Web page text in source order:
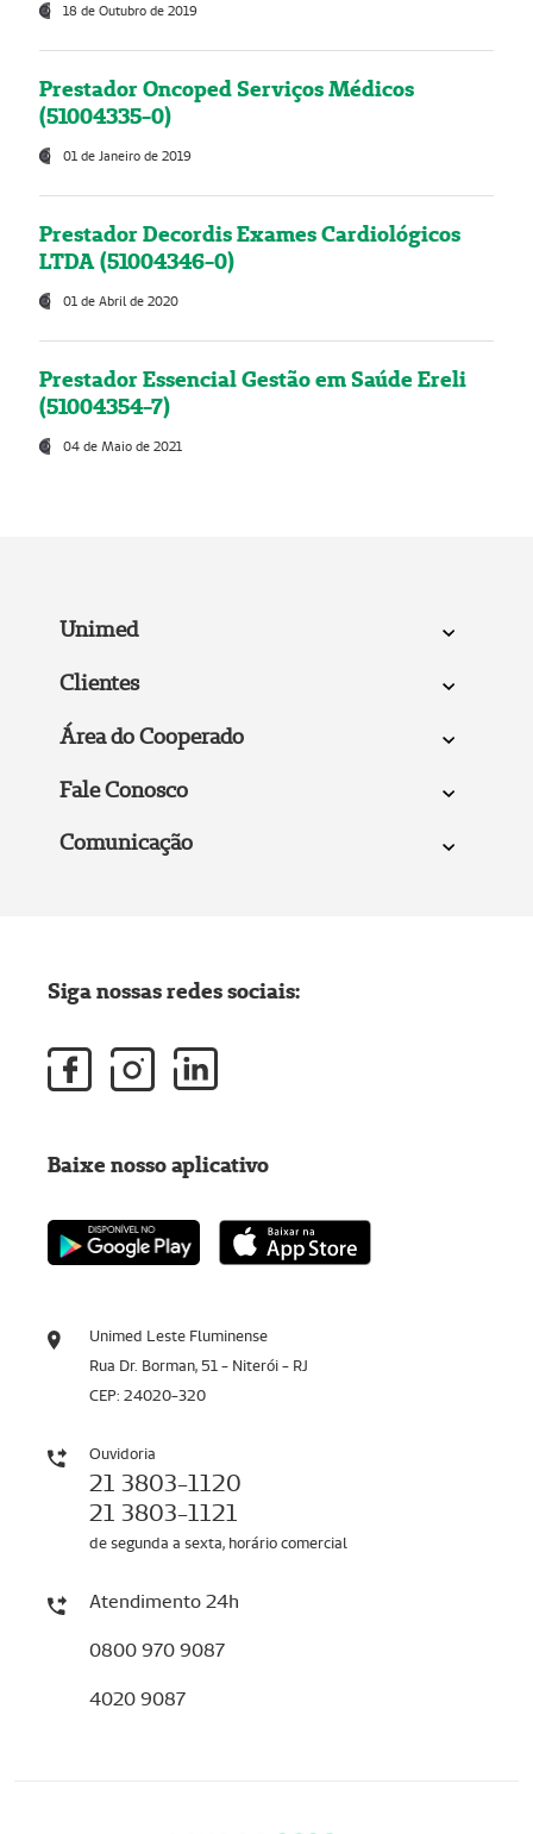
18 de Outubro de 2019
Prestador Oncoped Serviços Médicos
(51004335-0)
01 de Janeiro de 2019
Prestador Decordis Exames Cardiológicos
LTDA (51004346-0)
01 de Abril de 2020
Prestador Essencial Gestão em Saúde Ereli
(51004354-7)
04 de Maio de 2021
Unimed
Clientes
Área do Cooperado
Fale Conosco
Comunicação
Unimed Leste Fluminense
Rua Dr. Borman, 51 - Niterói - RJ
CEP: 24020-320
Ouvidoria
21 3803-1120
21 3803-1121
de segunda a sexta, horário comercial
Atendimento 24h
0800 970 9087
4020 9087
Siga nossas redes sociais:
Baixe nosso aplicativo